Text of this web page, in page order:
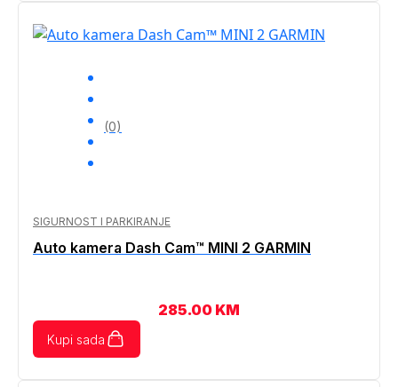
(0)
SIGURNOST I PARKIRANJE
Auto kamera Dash Cam™ MINI 2 GARMIN
285.00 KM
Kupi sada